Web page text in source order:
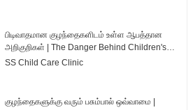
பிடிவாதமான குழந்தைகளிடம் உள்ள ஆபத்தான
அறிகுறிகள் | The Danger Behind Children's
Tantrum | Tamil
SS Child Care Clinic
குழந்தைகளுக்கு வரும் பசும்பால் ஒவ்வாமை |